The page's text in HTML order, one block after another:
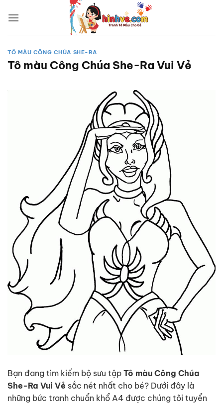
qua
TÔ MÀU CÔNG CHÚA SHE-RA
Tô màu Công Chúa She-Ra Vui Vẻ
Bạn đang tìm kiếm bộ sưu tập Tô màu Công Chúa
She-Ra Vui Vẻ sắc nét nhất cho bé? Dưới đây là
những bức tranh chuẩn khổ A4 được chúng tôi tuyển